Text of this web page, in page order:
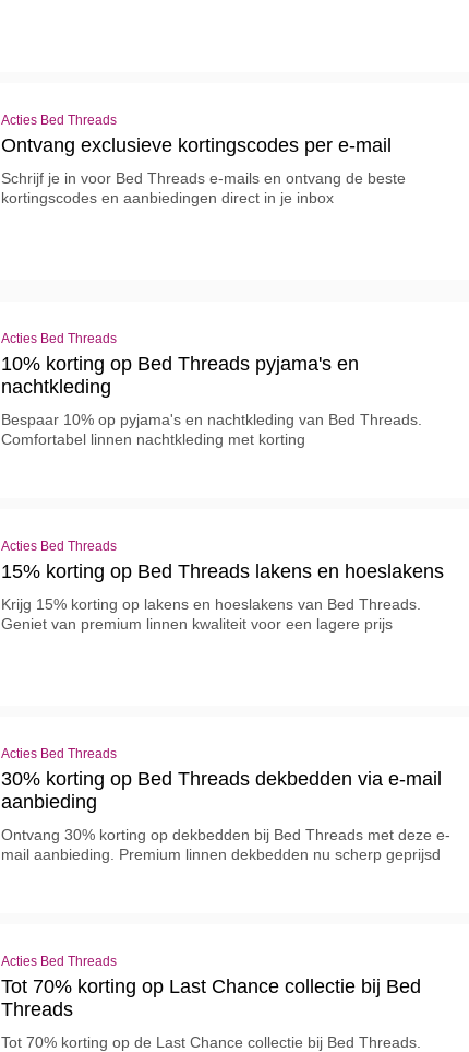
Acties Bed Threads
Ontvang exclusieve kortingscodes per e-mail
Schrijf je in voor Bed Threads e-mails en ontvang de beste
kortingscodes en aanbiedingen direct in je inbox
Acties Bed Threads
10% korting op Bed Threads pyjama's en
nachtkleding
Bespaar 10% op pyjama's en nachtkleding van Bed Threads.
Comfortabel linnen nachtkleding met korting
Acties Bed Threads
15% korting op Bed Threads lakens en hoeslakens
Krijg 15% korting op lakens en hoeslakens van Bed Threads.
Geniet van premium linnen kwaliteit voor een lagere prijs
Acties Bed Threads
30% korting op Bed Threads dekbedden via e-mail
aanbieding
Ontvang 30% korting op dekbedden bij Bed Threads met deze e-
mail aanbieding. Premium linnen dekbedden nu scherp geprijsd
Acties Bed Threads
Tot 70% korting op Last Chance collectie bij Bed
Threads
Tot 70% korting op de Last Chance collectie bij Bed Threads.